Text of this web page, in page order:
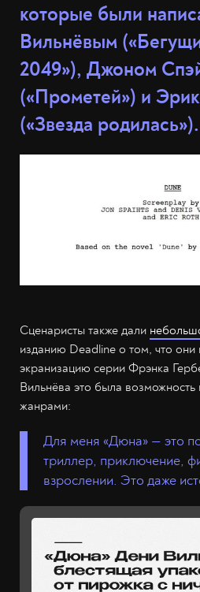
которые были
Вильнёвым
2049»), Джоном
(«Прометей») и
(«Звезда родилась»).
Сценаристы также дали
изданию Deadline о том, что
экранизацию серии Фрэнка
Вильнёва это была возможность
жанрами:
Для меня «Дюна» — это
триллер, приключение,
взрослении. Это даже